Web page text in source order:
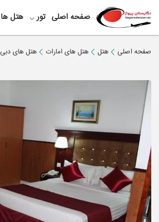
صفحه اصلی تور هتل ها
صفحه اصلی هتل هتل های امارات هتل های دبی